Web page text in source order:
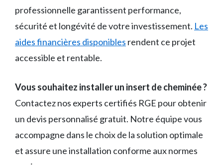
professionnelle garantissent performance,
sécurité et longévité de votre investissement. Les
aides financières disponibles rendent ce projet
accessible et rentable.
Vous souhaitez installer un insert de cheminée ?
Contactez nos experts certifiés RGE pour obtenir
un devis personnalisé gratuit. Notre équipe vous
accompagne dans le choix de la solution optimale
et assure une installation conforme aux normes